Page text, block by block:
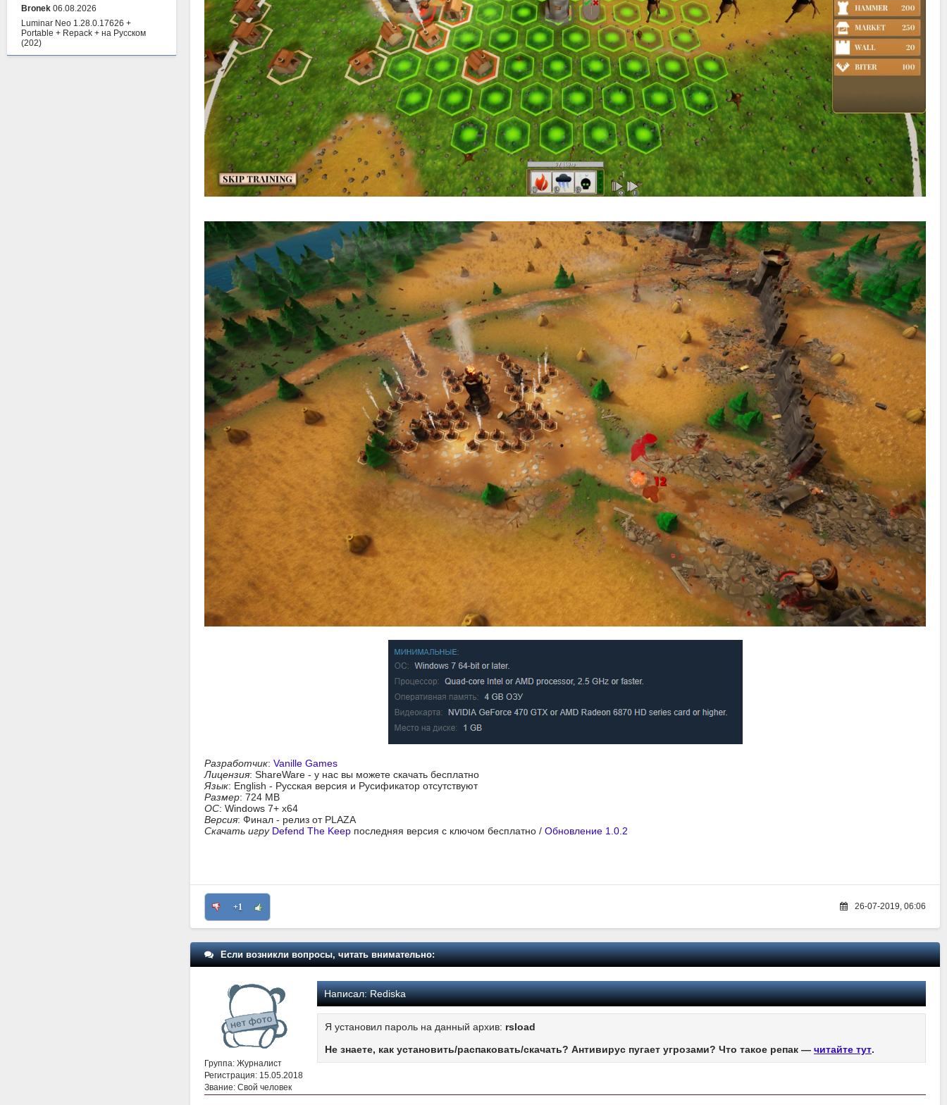
Разработчик: Vanille Games
Лицензия: ShareWare - у нас вы можете скачать бесплатно
Язык: English - Русская версия и Русификатор отсутствуют
Размер: 724 MB
ОС: Windows 7+ x64
Версия: Финал - релиз от PLAZA
Скачать игру Defend The Keep последняя версия с ключом бесплатно / Обновление 1.0.2
+1 26-07-2019, 06:06
Если возникли вопросы, читать внимательно:
Группа: Журналист
Регистрация: 15.05.2018
Звание: Свой человек
Написал:Rediska
Я установил пароль на данный архив: rsload
Не знаете, как установить/распаковать/скачать? Антивирус пугает угрозами? Что такое репак — читайте тут.
Bronek 06.08.2026
Luminar Neo 1.28.0.17626 +
Portable + Repack + на Русском
(202)